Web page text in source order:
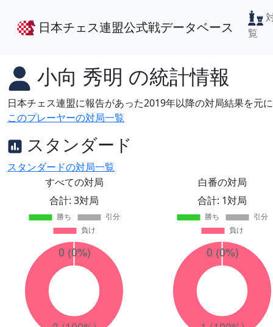
日本チェス連盟公式戦データベース
覧
小向 秀明 の統計情報
日本チェス連盟に報告があった2019年以降の対局結果を元
このプレーヤーの対局一覧
スタンダード
スタンダードの対局一覧
すべての対局
合計: 3対局
白番の対局
合計: 1対局